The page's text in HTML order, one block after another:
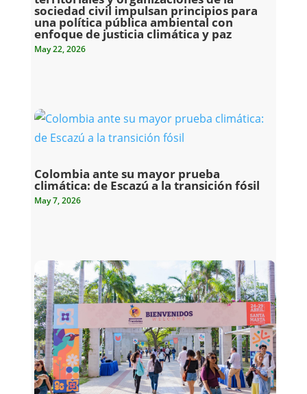
sociedad civil impulsan principios para
una política pública ambiental con
enfoque de justicia climática y paz
May 22, 2026
Colombia ante su mayor prueba
climática: de Escazú a la transición fósil
May 7, 2026